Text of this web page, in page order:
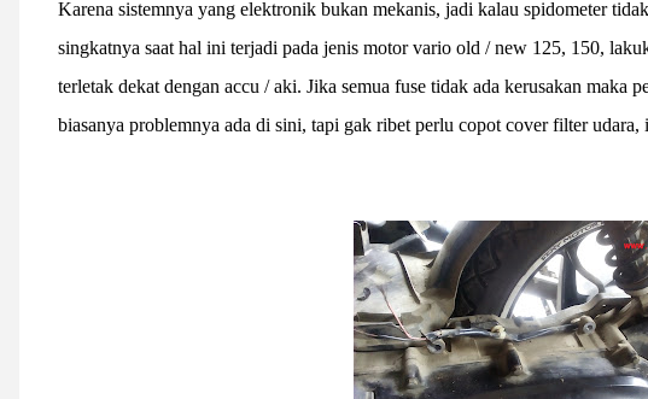
Karena sistemnya yang elektronik bukan mekanis, jadi kalau spidometer
singkatnya saat hal ini terjadi pada jenis motor vario old / new 125, 150,
terletak dekat dengan accu / aki. Jika semua fuse tidak ada kerusakan maka
biasanya problemnya ada di sini, tapi gak ribet perlu copot cover filter